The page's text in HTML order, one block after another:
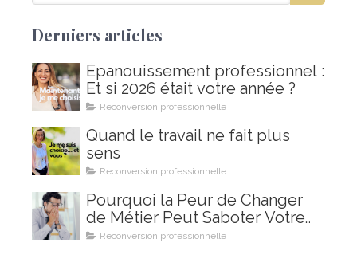
Derniers articles
Épanouissement professionnel :
Et si 2026 était votre année ?
Reconversion professionnelle
Quand le travail ne fait plus
sens
Reconversion professionnelle
Pourquoi la Peur de Changer
de Métier Peut Saboter Votre
Projet de Reconversion
Reconversion professionnelle